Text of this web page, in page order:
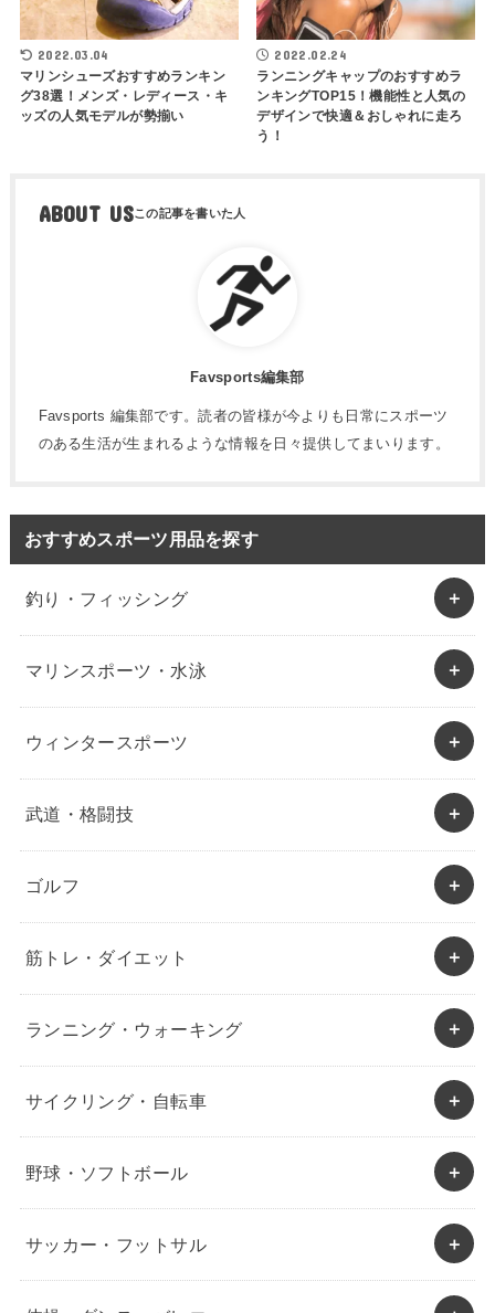
2022.03.04
マリンシューズおすすめランキン
グ38選！メンズ・レディース・キ
ッズの人気モデルが勢揃い
2022.02.24
ランニングキャップのおすすめラ
ンキングTOP15！機能性と人気の
デザインで快適＆おしゃれに走ろ
う！
ABOUT US
Favsports編集部
Favsports 編集部です。読者の皆様が今よりも日常にスポーツ
のある生活が生まれるような情報を日々提供してまいります。
おすすめスポーツ用品を探す
釣り・フィッシング
マリンスポーツ・水泳
ウィンタースポーツ
武道・格闘技
ゴルフ
筋トレ・ダイエット
ランニング・ウォーキング
サイクリング・自転車
野球・ソフトボール
サッカー・フットサル